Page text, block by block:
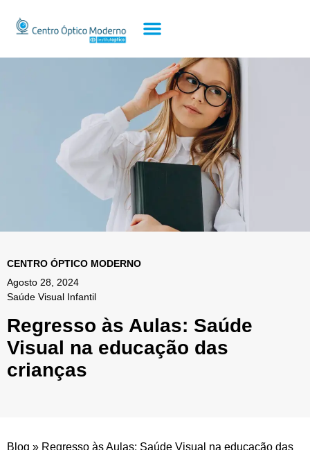
CENTRO ÓPTICO MODERNO
Agosto 28, 2024
Saúde Visual Infantil
Regresso às Aulas: Saúde
Visual na educação das
crianças
Blog » Regresso às Aulas: Saúde Visual na educação das